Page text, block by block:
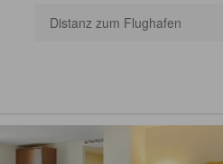
Distanz zum Flughafen